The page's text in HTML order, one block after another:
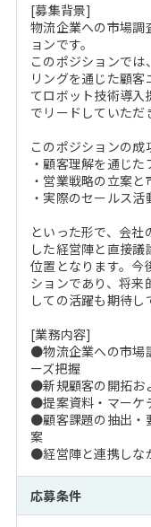
[募集背景]
物流企業への市場調
ョンです。
このポジションで
リングを通じた顧
てロボット技術導
でリードしていただ
このポジションの成
・顧客理解を通じ
・営業戦略の立案
・実際のセールス活
といった形で、会社
した経営陣と直接
位置となります。今
ションであり、将来
しての活躍も期待し
[業務内容]
●物流企業への市場
ーズ把握
●新規顧客の開拓お
●提案資料・マーケ
●顧客課題の抽出・
案
●経営陣と連携しな
応募条件